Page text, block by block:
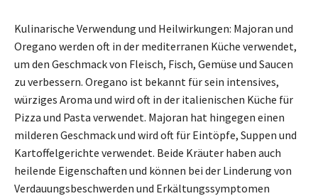
Kulinarische Verwendung und Heilwirkungen: Majoran und
Oregano werden oft in der mediterranen Küche verwendet,
um den Geschmack von Fleisch, Fisch, Gemüse und Saucen
zu verbessern. Oregano ist bekannt für sein intensives,
würziges Aroma und wird oft in der italienischen Küche für
Pizza und Pasta verwendet. Majoran hat hingegen einen
milderen Geschmack und wird oft für Eintöpfe, Suppen und
Kartoffelgerichte verwendet. Beide Kräuter haben auch
heilende Eigenschaften und können bei der Linderung von
Verdauungsbeschwerden und Erkältungssymptomen